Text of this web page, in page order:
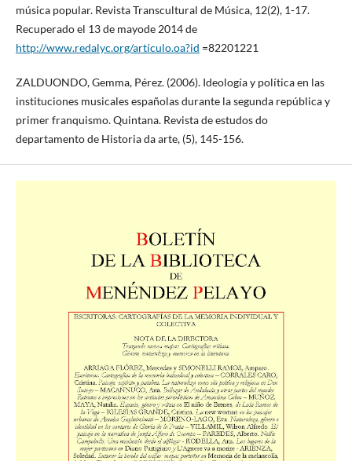
música popular. Revista Transcultural de Música, 12(2), 1-17.
Recuperado el 13 de mayode 2014 de
http://www.redalyc.org/artículo.oa?id =82201221
ZALDUONDO, Gemma, Pérez. (2006). Ideología y política en las
instituciones musicales españolas durante la segunda república y
primer franquismo. Quintana. Revista de estudos do
departamento de Historia da arte, (5), 145-156.